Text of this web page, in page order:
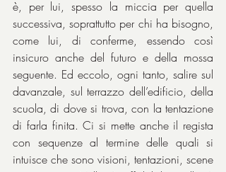
è, per lui, spesso la miccia per quella
successiva, soprattutto per chi ha bisogno,
come lui, di conferme, essendo così
insicuro anche del futuro e della mossa
seguente. Ed eccolo, ogni tanto, salire sul
davanzale, sul terrazzo dell’edificio, della
scuola, di dove si trova, con la tentazione
di farla finita. Ci si mette anche il regista
con sequenze al termine delle quali si
intuisce che sono visioni, tentazioni, scene